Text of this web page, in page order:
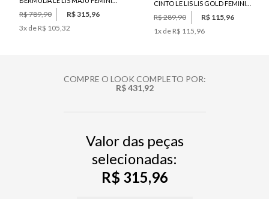
R$ 789,90
R$ 315,96
3x de R$ 105,32
R$ 289,90
R$ 115,96
1x de R$ 115,96
COMPRE O LOOK COMPLETO POR:
R$ 431,92
Valor das peças
selecionadas:
R$ 315,96